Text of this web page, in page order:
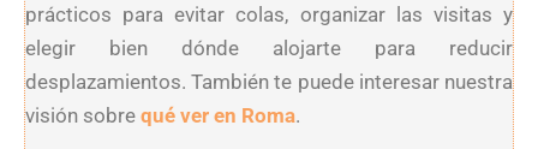
prácticos para evitar colas, organizar las visitas y
elegir bien dónde alojarte para reducir
desplazamientos. También te puede interesar nuestra
visión sobre qué ver en Roma.